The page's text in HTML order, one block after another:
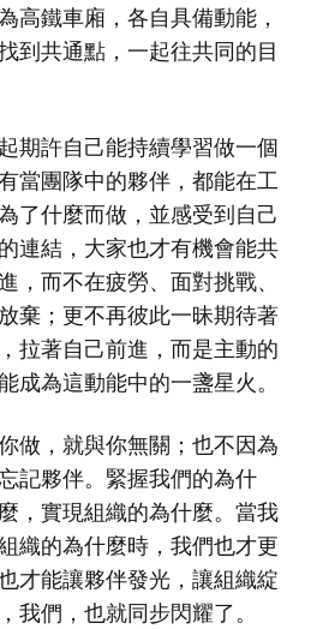
高鐵車廂，各自具備動能，
到共通點，一起往共同的目
期許自己能持續學習做一個
當團隊中的夥伴，都能在工
了什麼而做，並感受到自己
連結，大家也才有機會能共
，而不在疲勞、面對挑戰、
棄；更不再彼此一昧期待著
拉著自己前進，而是主動的
成為這動能中的一盞星火。
做，就與你無關；也不因為
記夥伴。緊握我們的為什
，實現組織的為什麼。當我
織的為什麼時，我們也才更
才能讓夥伴發光，讓組織綻
我們，也就同步閃耀了。